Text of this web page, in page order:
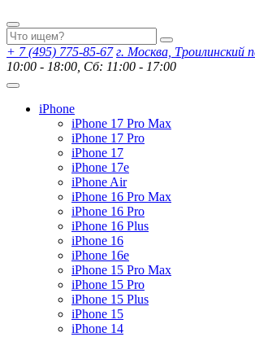
+ 7 (495) 775-85-67 г. Москва, Троилинский
10:00 - 18:00, Сб: 11:00 - 17:00
iPhone
iPhone 17 Pro Max
iPhone 17 Pro
iPhone 17
iPhone 17e
iPhone Air
iPhone 16 Pro Max
iPhone 16 Pro
iPhone 16 Plus
iPhone 16
iPhone 16e
iPhone 15 Pro Max
iPhone 15 Pro
iPhone 15 Plus
iPhone 15
iPhone 14